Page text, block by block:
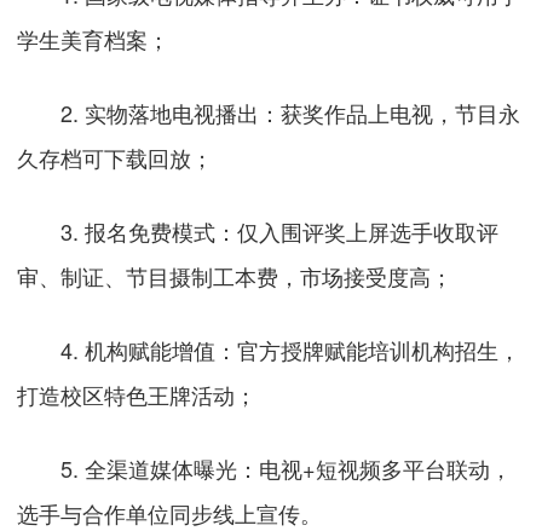
学生美育档案；
2. 实物落地电视播出：获奖作品上电视，节目永
久存档可下载回放；
3. 报名免费模式：仅入围评奖上屏选手收取评
审、制证、节目摄制工本费，市场接受度高；
4. 机构赋能增值：官方授牌赋能培训机构招生，
打造校区特色王牌活动；
5. 全渠道媒体曝光：电视+短视频多平台联动，
选手与合作单位同步线上宣传。